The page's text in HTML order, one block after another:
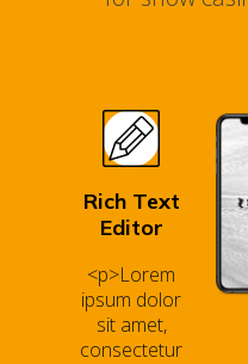
Rich Text
Editor
<p>Lorem
ipsum dolor
sit amet,
consectetur